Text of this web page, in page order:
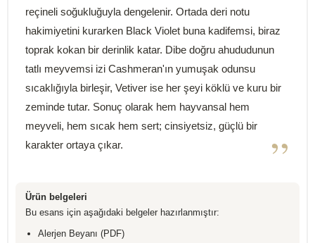
reçineli soğukluğuyla dengelenir. Ortada deri notu
hakimiyetini kurarken Black Violet buna kadifemsi, biraz
toprak kokan bir derinlik katar. Dibe doğru ahududunun
tatlı meyvemsi izi Cashmeran'ın yumuşak odunsu
sıcaklığıyla birleşir, Vetiver ise her şeyi köklü ve kuru bir
zeminde tutar. Sonuç olarak hem hayvansal hem
meyveli, hem sıcak hem sert; cinsiyetsiz, güçlü bir
karakter ortaya çıkar.
”
Ürün belgeleri
Bu esans için aşağıdaki belgeler hazırlanmıştır:
Alerjen Beyanı (PDF)